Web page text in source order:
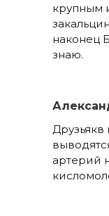
крупным
наконец
знаю.
Друзьякв
артерий